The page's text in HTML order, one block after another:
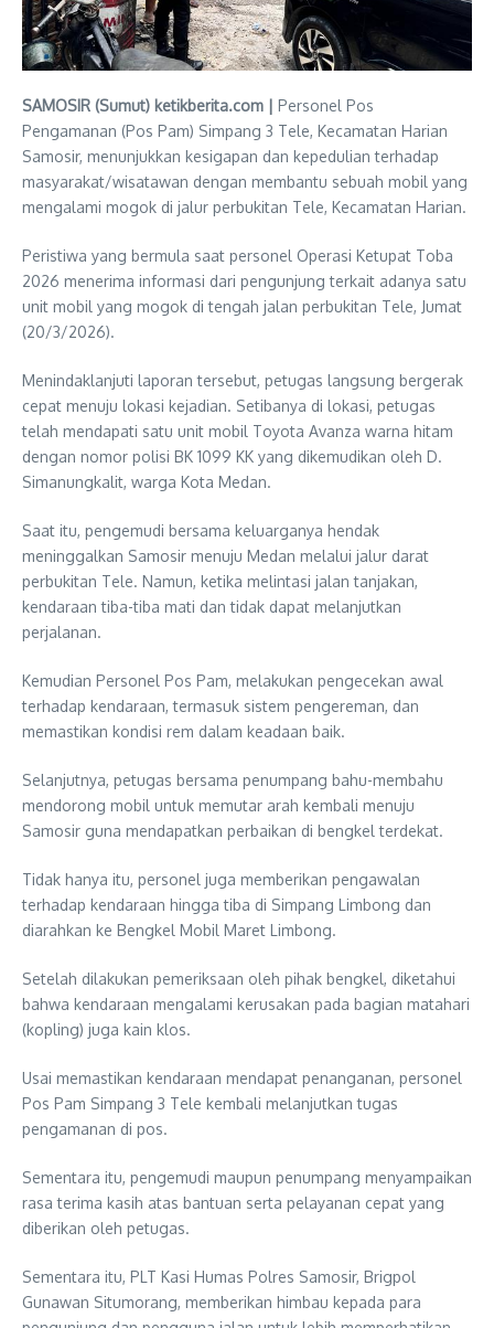
SAMOSIR (Sumut) ketikberita.com | Personel Pos
Pengamanan (Pos Pam) Simpang 3 Tele, Kecamatan Harian
Samosir, menunjukkan kesigapan dan kepedulian terhadap
masyarakat/wisatawan dengan membantu sebuah mobil yang
mengalami mogok di jalur perbukitan Tele, Kecamatan Harian.
Peristiwa yang bermula saat personel Operasi Ketupat Toba
2026 menerima informasi dari pengunjung terkait adanya satu
unit mobil yang mogok di tengah jalan perbukitan Tele, Jumat
(20/3/2026).
Menindaklanjuti laporan tersebut, petugas langsung bergerak
cepat menuju lokasi kejadian. Setibanya di lokasi, petugas
telah mendapati satu unit mobil Toyota Avanza warna hitam
dengan nomor polisi BK 1099 KK yang dikemudikan oleh D.
Simanungkalit, warga Kota Medan.
Saat itu, pengemudi bersama keluarganya hendak
meninggalkan Samosir menuju Medan melalui jalur darat
perbukitan Tele. Namun, ketika melintasi jalan tanjakan,
kendaraan tiba-tiba mati dan tidak dapat melanjutkan
perjalanan.
Kemudian Personel Pos Pam, melakukan pengecekan awal
terhadap kendaraan, termasuk sistem pengereman, dan
memastikan kondisi rem dalam keadaan baik.
Selanjutnya, petugas bersama penumpang bahu-membahu
mendorong mobil untuk memutar arah kembali menuju
Samosir guna mendapatkan perbaikan di bengkel terdekat.
Tidak hanya itu, personel juga memberikan pengawalan
terhadap kendaraan hingga tiba di Simpang Limbong dan
diarahkan ke Bengkel Mobil Maret Limbong.
Setelah dilakukan pemeriksaan oleh pihak bengkel, diketahui
bahwa kendaraan mengalami kerusakan pada bagian matahari
(kopling) juga kain klos.
Usai memastikan kendaraan mendapat penanganan, personel
Pos Pam Simpang 3 Tele kembali melanjutkan tugas
pengamanan di pos.
Sementara itu, pengemudi maupun penumpang menyampaikan
rasa terima kasih atas bantuan serta pelayanan cepat yang
diberikan oleh petugas.
Sementara itu, PLT Kasi Humas Polres Samosir, Brigpol
Gunawan Situmorang, memberikan himbau kepada para